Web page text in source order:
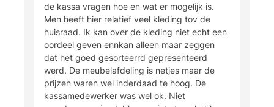
de kassa vragen hoe en wat er mogelijk is.
Men heeft hier relatief veel kleding tov de
huisraad. Ik kan over de kleding niet echt een
oordeel geven ennkan alleen maar zeggen
dat het goed gesorteerrd gepresenteerd
werd. De meubelafdeling is netjes maar de
prijzen waren wel inderdaad te hoog. De
kassamedewerker was wel ok. Niet